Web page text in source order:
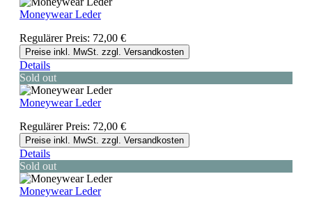
Moneywear Leder
Regulärer Preis: 72,00 €
Preise inkl. MwSt. zzgl. Versandkosten
Details
Sold out
Moneywear Leder
Regulärer Preis: 72,00 €
Preise inkl. MwSt. zzgl. Versandkosten
Details
Sold out
Moneywear Leder